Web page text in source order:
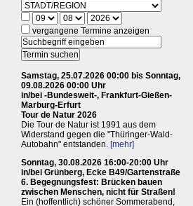
vergangene Termine anzeigen
Samstag, 25.07.2026 00:00 bis Sonntag,
09.08.2026 00:00 Uhr
in/bei -Bundesweit-, Frankfurt-Gießen-
Marburg-Erfurt
Tour de Natur 2026
Die Tour de Natur ist 1991 aus dem
Widerstand gegen die "Thüringer-Wald-
Autobahn" entstanden. [mehr]
Sonntag, 30.08.2026 16:00-20:00 Uhr
in/bei Grünberg, Ecke B49/Gartenstraße
6. Begegnungsfest: Brücken bauen
zwischen Menschen, nicht für Straßen!
Ein (hoffentlich) schöner Sommerabend,